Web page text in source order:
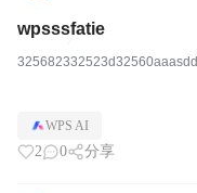
wpsssfatie
325682332523d32560aaasdd
WPS AI
2 0 分享